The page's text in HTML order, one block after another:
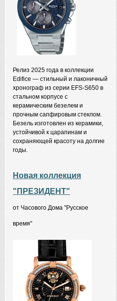
Релиз 2025 года в коллекции
Edifice — стильный и лаконичный
хронограф из серии EFS-S650 в
стальном корпусе с
керамическим безелем и
прочным сапфировым стеклом.
Безель изготовлен из керамики,
устойчивой к царапинам и
сохраняющей красоту на долгие
годы.
Новая коллекция
"ПРЕЗИДЕНТ"
от Часового Дома "Русское
время"